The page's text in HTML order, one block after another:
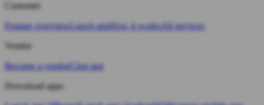
Customer
Feature overviewLunch appHow it worksAll services
Vendor
Become a vendorChat app
Download apps